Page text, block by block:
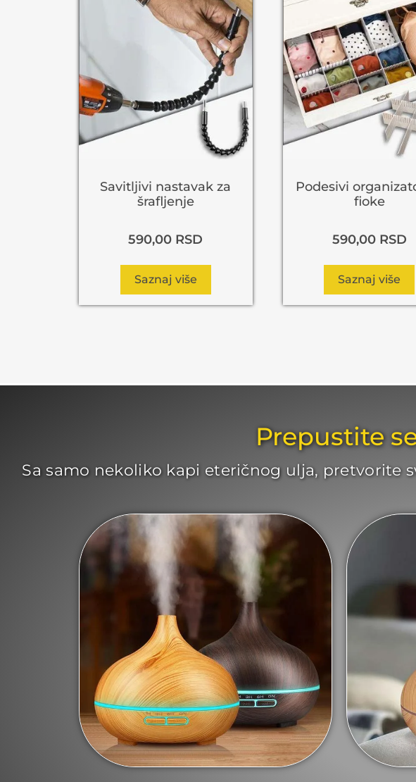
Savitljivi nastavak za
šrafljenje
590,00 RSD
Saznaj više
Podesivi
fioke
590,00 RSD
Saznaj više
Prepustite
Sa samo nekoliko kapi eteričnog ulja,